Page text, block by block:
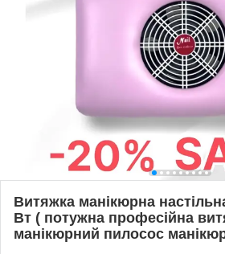
Витяжка манікюрна
Вт ( потужна професійна
манікюрний пилосос